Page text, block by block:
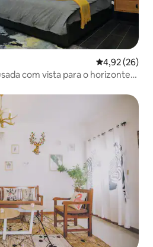
4,92 de uma
4,92 (26)
com vista para o horizonte